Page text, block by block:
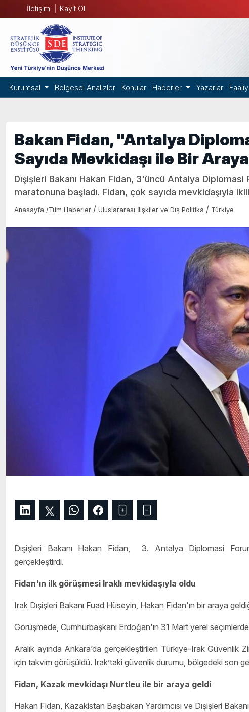
İletişim Kayıt Ol
Kurumsal Bölgesel Analizler Konular Haberler Yazarlar
Bakan Fidan, "Antalya
Sayıda Mevkidaşı ile Bir
Dışişleri Bakanı Hakan Fidan, 3'üncü Antalya
maratonuna başladı. Fidan, çok sayıda mevkidaşıyla
Anasayfa /Tüm Haberler / Uluslararası İlişkiler ve Dış Politika / Türkiye
Dışişleri Bakanı Hakan Fidan, 3. Antalya Diplomasi
gerçekleştirdi.
Fidan'ın ilk görüşmesi Iraklı mevkidaşıyla oldu
Irak Dışişleri Bakanı Fuad Hüseyin, Hakan Fidan'ın bir araya
Görüşmede, Cumhurbaşkanı Erdoğan'ın 31 Mart yerel
Aralık ayında Ankara’da gerçekleştirilen Türkiye-Irak Güvenlik
için takvim görüşüldü. Irak’taki güvenlik durumu, bölgedeki son
Fidan, Kazak mevkidaşı Nurtleu ile bir araya geldi
Hakan Fidan, Kazakistan Başbakan Yardımcısı ve Dışişleri